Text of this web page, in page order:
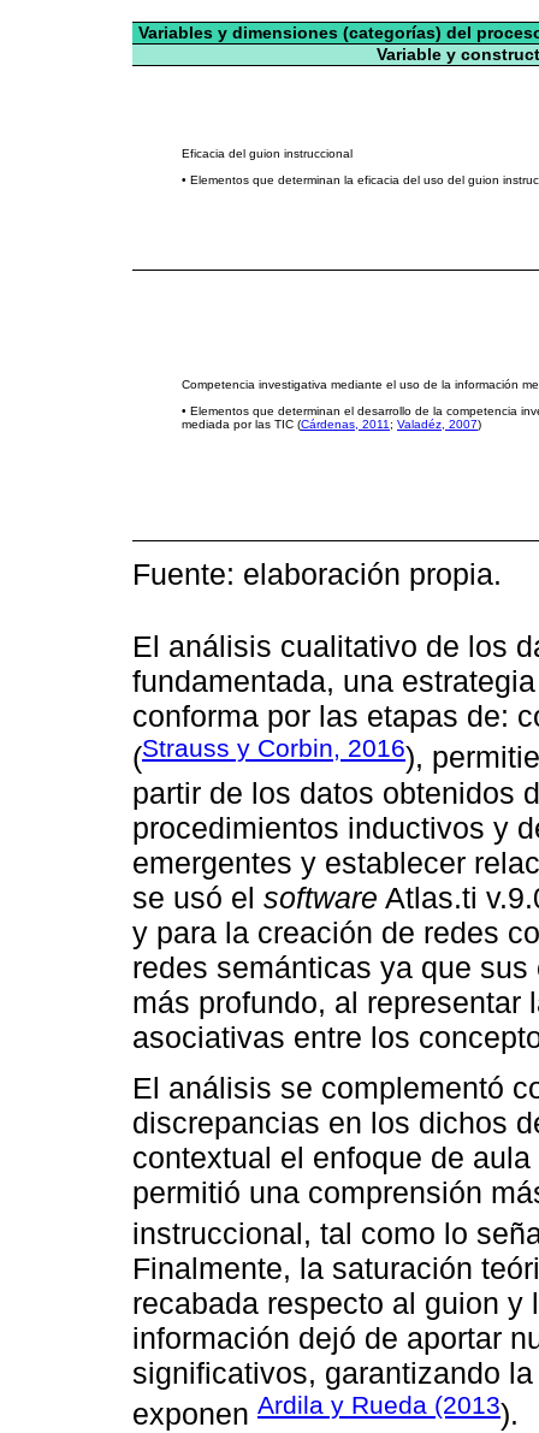
Variables y dimensiones (categorías) del
Variable y
Eficacia del guion instruccional
• Elementos que determinan la eficacia del uso del guion
Competencia investigativa mediante el uso de la información
• Elementos que determinan el desarrollo de la competencia
mediada por las TIC (Cárdenas, 2011 ; Valadéz, 2007)
Fuente: elaboración propia.
El análisis cualitativo de los
fundamentada, una
conforma por las etapas de:
(Strauss y Corbin, 2016),
partir de los datos obtenidos
procedimientos inductivos y
emergentes y establecer
se usó el software Atlas.ti
y para la creación de redes
redes semánticas ya que
más profundo, al representar
asociativas entre los
El análisis se complementó
discrepancias en los dichos
contextual el enfoque de
permitió una comprensión
instruccional, tal como lo
Finalmente, la saturación
recabada respecto al guion
información dejó de aportar
significativos, garantizando
exponen Ardila y Rueda (2013).